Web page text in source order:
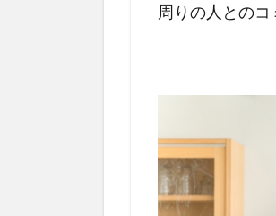
ます
周りの人とのコ